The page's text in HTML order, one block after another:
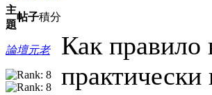
主
題
帖子積分
論壇元老
Как правило